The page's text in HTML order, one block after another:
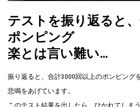
テストを振り返ると
ポンピング
楽とは言い難い…
振り返ると、合計3000回以上のポンピング
悲鳴をあげています。
このテスト結果を出したら、ひかれてしま